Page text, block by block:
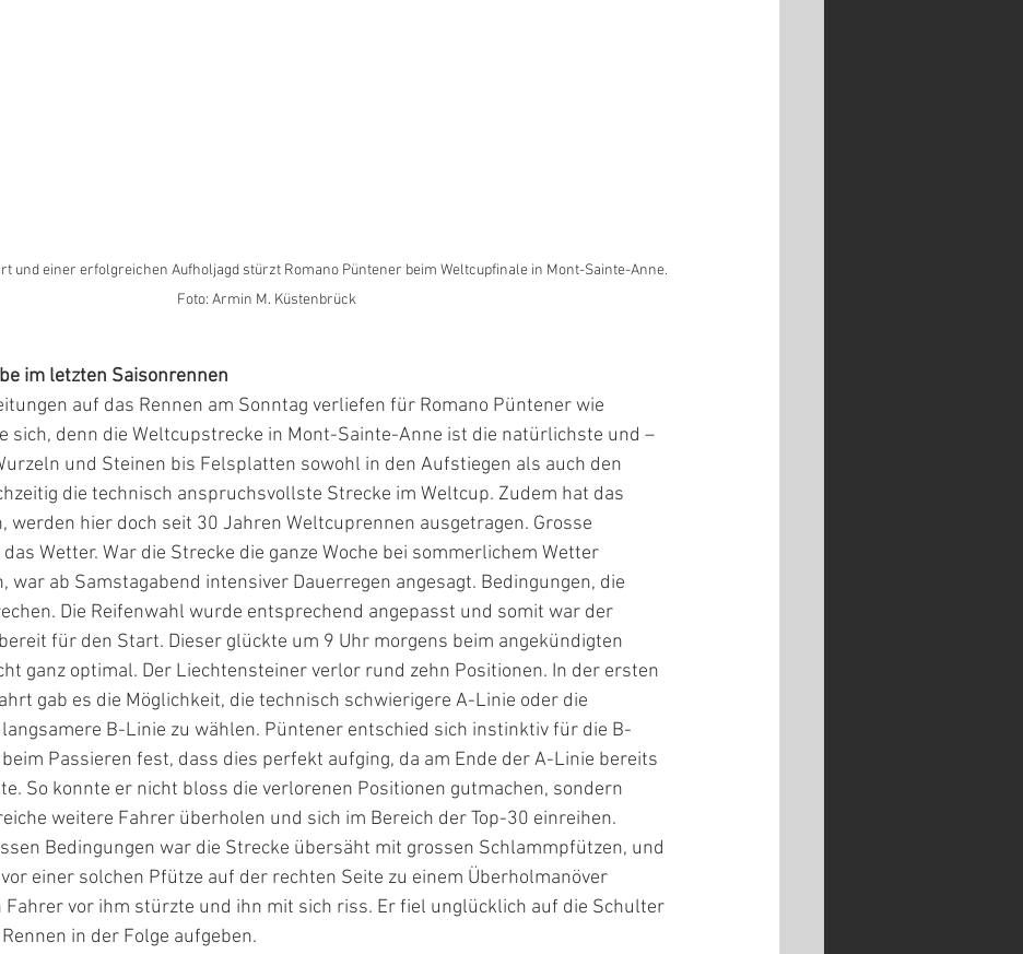
und einer erfolgreichen Aufholjagd stürzt Romano Püntener beim Weltcupfinale in Mont-Sainte-Anne.
Foto: Armin M. Küstenbrück
im letzten Saisonrennen
auf das Rennen am Sonntag verliefen für Romano Püntener wie
sich, denn die Weltcupstrecke in Mont-Sainte-Anne ist die natürlichste und –
und Steinen bis Felsplatten sowohl in den Aufstiegen als auch den
die technisch anspruchsvollste Strecke im Weltcup. Zudem hat das
werden hier doch seit 30 Jahren Weltcuprennen ausgetragen. Grosse
Wetter. War die Strecke die ganze Woche bei sommerlichem Wetter
war ab Samstagabend intensiver Dauerregen angesagt. Bedingungen, die
Die Reifenwahl wurde entsprechend angepasst und somit war der
für den Start. Dieser glückte um 9 Uhr morgens beim angekündigten
ganz optimal. Der Liechtensteiner verlor rund zehn Positionen. In der ersten
gab es die Möglichkeit, die technisch schwierigere A-Linie oder die
B-Linie zu wählen. Püntener entschied sich instinktiv für die B-
Passieren fest, dass dies perfekt aufging, da am Ende der A-Linie bereits
So konnte er nicht bloss die verlorenen Positionen gutmachen, sondern
weitere Fahrer überholen und sich im Bereich der Top-30 einreihen.
Bedingungen war die Strecke übersäht mit grossen Schlammpfützen, und
einer solchen Pfütze auf der rechten Seite zu einem Überholmanöver
Fahrer vor ihm stürzte und ihn mit sich riss. Er fiel unglücklich auf die Schulter
in der Folge aufgeben.